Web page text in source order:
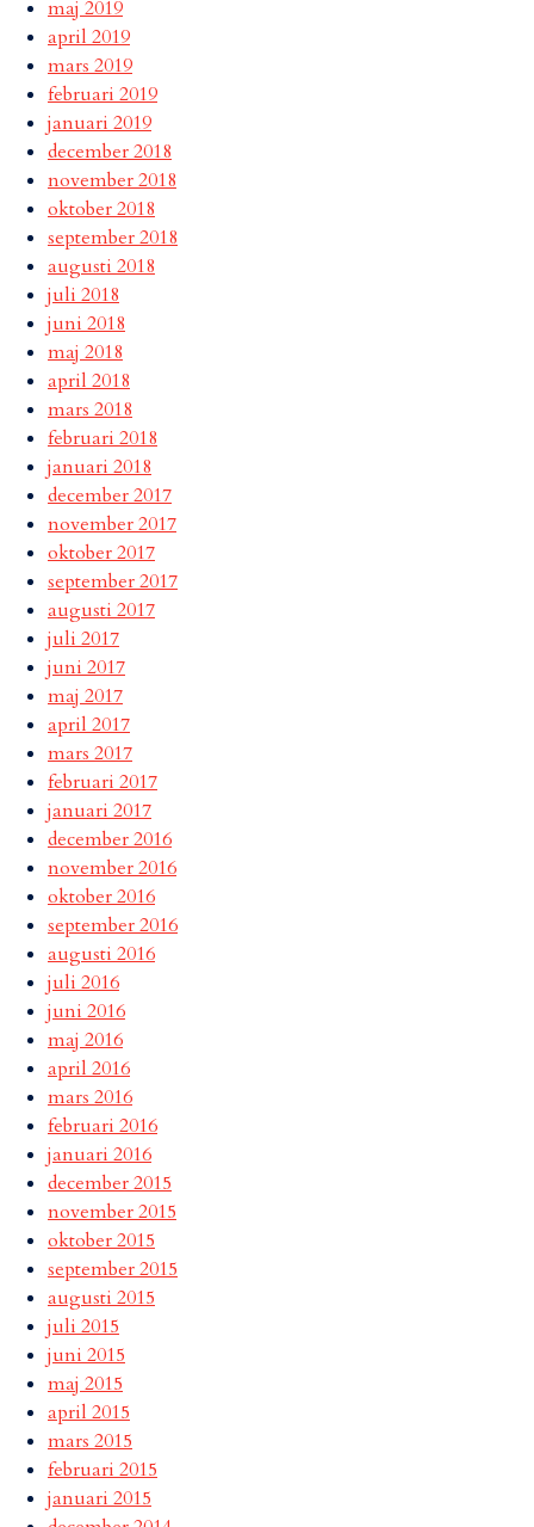
maj 2019
april 2019
mars 2019
februari 2019
januari 2019
december 2018
november 2018
oktober 2018
september 2018
augusti 2018
juli 2018
juni 2018
maj 2018
april 2018
mars 2018
februari 2018
januari 2018
december 2017
november 2017
oktober 2017
september 2017
augusti 2017
juli 2017
juni 2017
maj 2017
april 2017
mars 2017
februari 2017
januari 2017
december 2016
november 2016
oktober 2016
september 2016
augusti 2016
juli 2016
juni 2016
maj 2016
april 2016
mars 2016
februari 2016
januari 2016
december 2015
november 2015
oktober 2015
september 2015
augusti 2015
juli 2015
juni 2015
maj 2015
april 2015
mars 2015
februari 2015
januari 2015